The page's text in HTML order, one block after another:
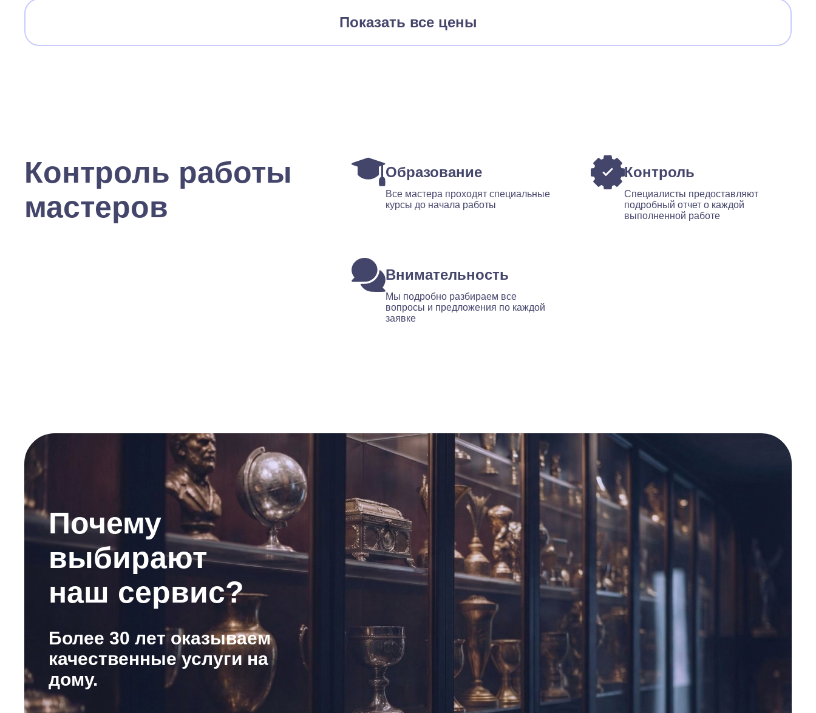
Показать все цены
Контроль работы
мастеров
Образование
Все мастера проходят специальные
курсы до начала работы
Контроль
Специалисты предоставляют
подробный отчет о каждой
выполненной работе
Внимательность
Мы подробно разбираем все
вопросы и предложения по каждой
заявке
Почему
выбирают
наш сервис?
Более 30 лет оказываем
качественные услуги на
дому.